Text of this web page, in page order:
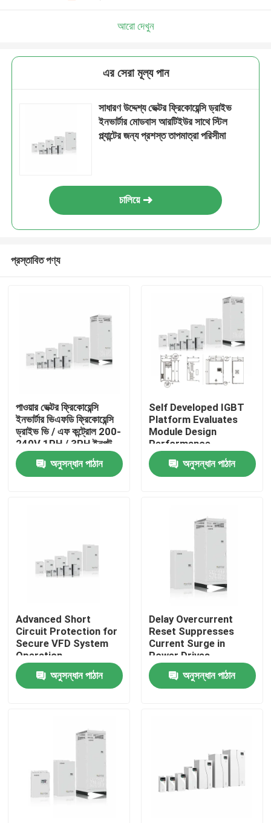
বাড়ি
কারখানা পরিদর্শন
গুণমান নিয়ন্ত্রণ
একটি উদ্ধৃতি অনুরোধ করুন
আরো দেখুন
এর সেরা মূল্য পান
সাধারণ উদ্দেশ্য ভেক্টর ফ্রিকোয়েন্সি ড্রাইভ
ইনভার্টার মোডবাস আরটিইউর সাথে স্টিল
প্ল্যান্টের জন্য প্রশস্ত তাপমাত্রা পরিসীমা
চালিয়ে
প্রস্তাবিত পণ্য
পাওয়ার ভেক্টর ফ্রিকোয়েন্সি
ইনভার্টার ভিএফডি ফ্রিকোয়েন্সি
ড্রাইভ ভি / এফ কন্ট্রোল 200-
240V 1PH / 3PH ইনপুট
ভোল্টেজ নিম্ন কম্পন
অনুসন্ধান পাঠান
Self Developed IGBT
Platform Evaluates
Module Design
Performance
অনুসন্ধান পাঠান
Advanced Short
Circuit Protection for
Secure VFD System
Operation
অনুসন্ধান পাঠান
Delay Overcurrent
Reset Suppresses
Current Surge in
Power Drives
অনুসন্ধান পাঠান